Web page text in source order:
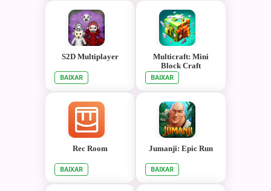
S2D Multiplayer
BAIXAR
Multicraft: Mini
Block Craft
BAIXAR
Rec Room
BAIXAR
Jumanji: Epic Run
BAIXAR